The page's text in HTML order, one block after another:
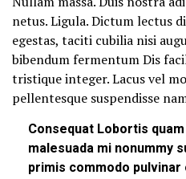
netus. Ligula. Dictum lectus
egestas, taciti cubilia nisi
bibendum fermentum Dis
tristique integer. Lacus vel
pellentesque suspendisse
Consequat Lobortis
malesuada mi nonummy
primis commodo pulvinar